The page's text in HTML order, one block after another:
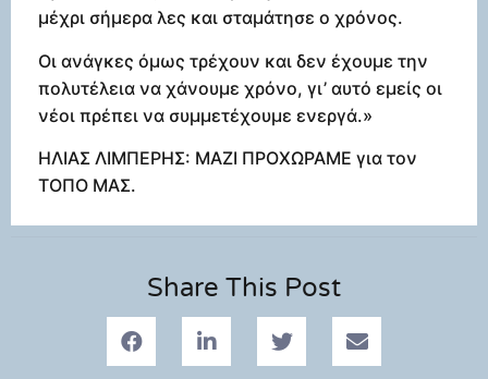
μέχρι σήμερα λες και σταμάτησε ο χρόνος.
Οι ανάγκες όμως τρέχουν και δεν έχουμε την
πολυτέλεια να χάνουμε χρόνο, γι’ αυτό εμείς οι
νέοι πρέπει να συμμετέχουμε ενεργά.»
ΗΛΙΑΣ ΛΙΜΠΕΡΗΣ: ΜΑΖΙ ΠΡΟΧΩΡΑΜΕ για τον
ΤΟΠΟ ΜΑΣ.
Share This Post